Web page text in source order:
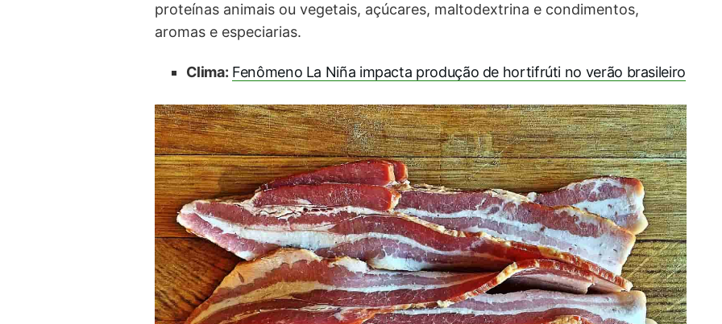
proteínas animais ou vegetais, açúcares, maltodextrina e condimentos,
aromas e especiarias.
Clima: Fenômeno La Niña impacta produção de hortifrúti no verão brasileiro